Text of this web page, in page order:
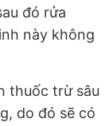
đó rửa
này không
thuốc trừ sâu
do đó sẽ có